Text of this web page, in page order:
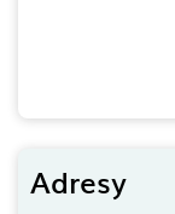
Adresy